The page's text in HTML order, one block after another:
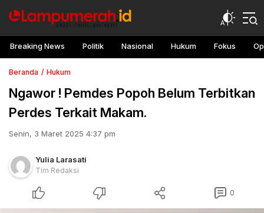
Breaking News Politik Nasional Hukum Fokus
Beranda Hukum
Ngawor ! Pemdes Popoh Belum Terbitkan
Perdes Terkait Makam.
Senin, 3 Maret 2025 4:37 pm
Yulia Larasati
Tim Redaksi
0